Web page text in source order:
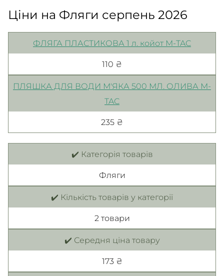
Ціни на Фляги серпень 2026
ФЛЯГА ПЛАСТИКОВА 1 л. койот M-TAC
110 ₴
ПЛЯШКА ДЛЯ ВОДИ М'ЯКА 500 МЛ. ОЛИВА M-
TAC
235 ₴
✔️ Категорія товарів
Фляги
✔️ Кількість товарів у категорії
2 товари
✔️ Середня ціна товару
173 ₴